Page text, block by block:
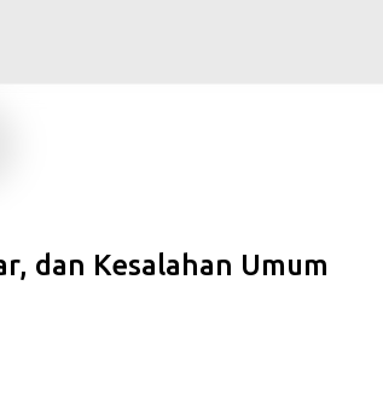
dan Kesalahan Umum